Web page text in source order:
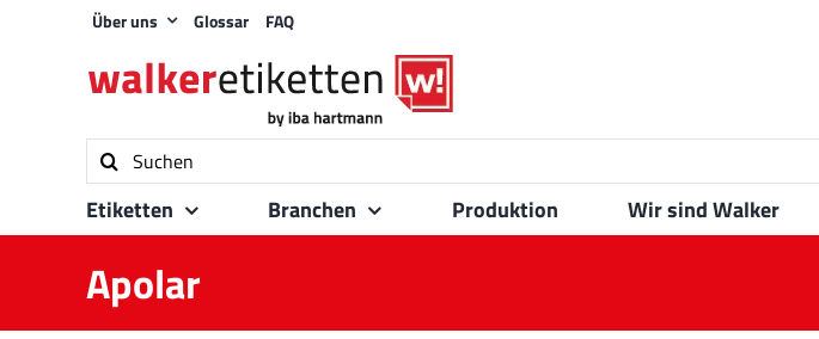
Über uns Glossar FAQ
Suche
nach:
Etiketten Branchen Produktion Wir sind Walker
Apolar